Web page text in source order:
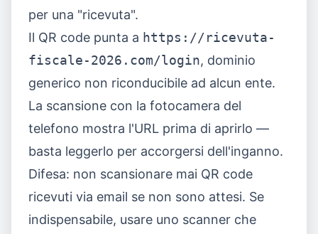
per una "ricevuta".
Il QR code punta a https://ricevuta-
fiscale-2026.com/login, dominio
generico non riconducibile ad alcun ente.
La scansione con la fotocamera del
telefono mostra l'URL prima di aprirlo —
basta leggerlo per accorgersi dell'inganno.
Difesa: non scansionare mai QR code
ricevuti via email se non sono attesi. Se
indispensabile, usare uno scanner che